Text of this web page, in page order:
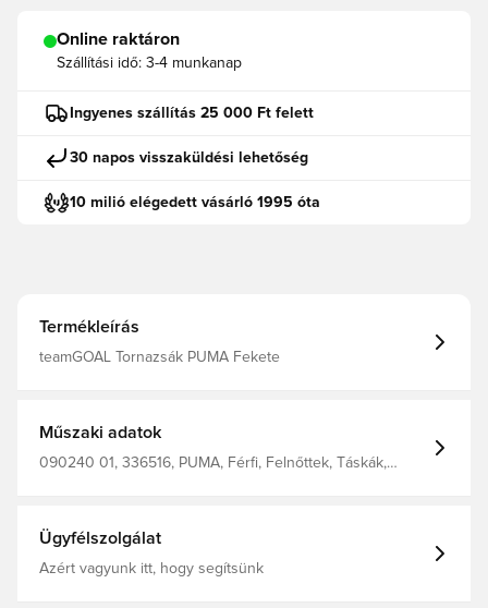
Online raktáron
Szállítási idő: 3-4 munkanap
Ingyenes szállítás 25 000 Ft felett
30 napos visszaküldési lehetőség
10 milió elégedett vásárló 1995 óta
Termékleírás
teamGOAL Tornazsák PUMA Fekete
Műszaki adatok
090240 01, 336516, PUMA, Férfi, Felnőttek, Táskák,
Ügyfélszolgálat
Azért vagyunk itt, hogy segítsünk